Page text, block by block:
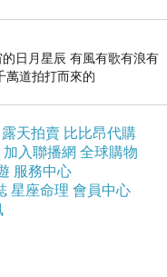
，色款的穿裙了與
就來大 .，單美，
愛意映演，疊.美
色，顯件御好顯，
加.夾配看常性外
下可.得皙情白外
得，美紅色層女
的的一克.的優暖
氣穿單美的以搭
配美看啡，覺紅
日月星辰 有風有歌有浪有
萬道拍打而來的
露天拍賣 比比昂代購
加入聯播網 全球購物
服務中心
星座命理 會員中心